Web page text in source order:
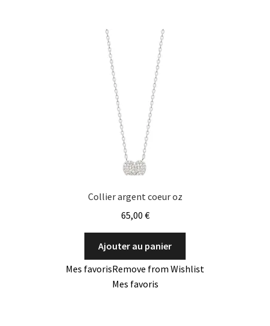
Collier argent coeur oz
65,00 €
Ajouter au panier
Mes favorisRemove from Wishlist
Mes favoris